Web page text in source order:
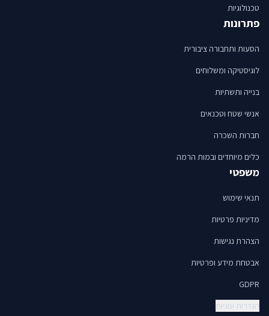
טכנולוגיות
פתרונות
הסעות ותחבורה ציבורית
לוגיסטיקה ומשלוחים
בנייה ותשתיות
אנשי שטח וטכנאים
חברות השכרה
כלים מיוחדים ובמות הרמה
משפטי
תנאי שימוש
מדיניות פרטיות
הצהרת נגישות
אבטחת מידע ופרטיות
GDPR
הגדרות עוגיות